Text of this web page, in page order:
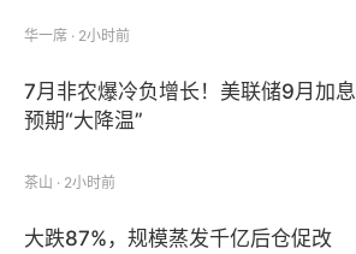
华一席 · 2小时前
7月非农爆冷负增长！美联储9月加息
预期“大降温”
茶山 · 2小时前
大跌87%，规模蒸发千亿后仓促改